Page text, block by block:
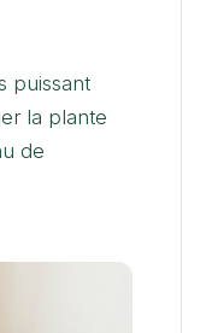
puissant
la plante
de